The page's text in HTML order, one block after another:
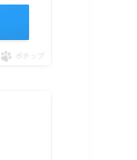
ポチップ